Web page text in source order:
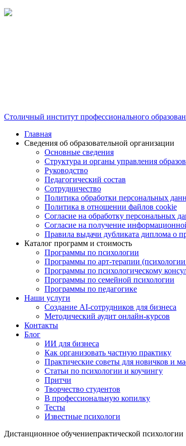
Столичный институт профессионального
Главная
Сведения об образовательной организации
Основные сведения
Структура и органы управления
Руководство
Педагогический состав
Сотрудничество
Политика обработки персональных
Политика в отношении файлов cookie
Согласие на обработку персональных
Согласие на получение
Правила выдачи дубликата диплома о
Каталог программ и стоимость
Программы по психологии
Программы по арт-терапии (психологии
Программы по психологическому
Программы по семейной психологии
Программы по педагогике
Наши услуги
Создание AI-сотрудников для бизнеса
Методический аудит онлайн-курсов
Контакты
Блог
ИИ для бизнеса
Как организовать частную практику
Практические советы для новичков и
Статьи по психологии и коучингу
Притчи
Творчество студентов
В профессиональную копилку
Тесты
Известные психологи
Дистанционное обучениепрактической психологии